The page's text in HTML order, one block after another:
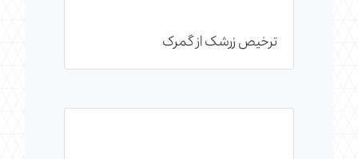
ترخیص زرشک از گمرک